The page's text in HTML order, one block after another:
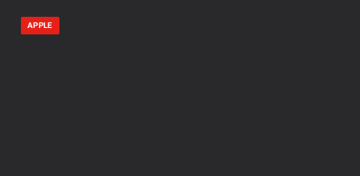
APPLE